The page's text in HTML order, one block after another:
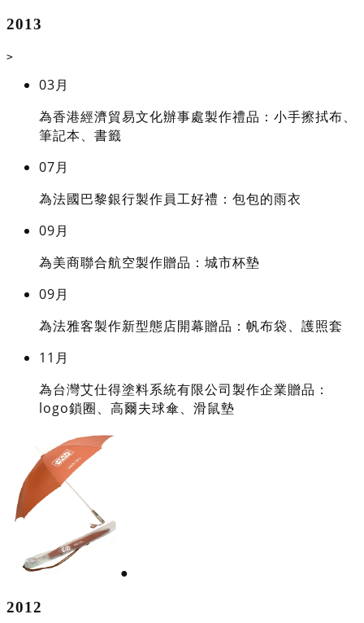
2013
>
03月
為香港經濟貿易文化辦事處製作禮品：小手擦拭布、
筆記本、書籤
07月
為法國巴黎銀行製作員工好禮：包包的雨衣
09月
為美商聯合航空製作贈品：城市杯墊
09月
為法雅客製作新型態店開幕贈品：帆布袋、護照套
11月
為台灣艾仕得塗料系統有限公司製作企業贈品：
logo鎖圈、高爾夫球傘、滑鼠墊
●
2012